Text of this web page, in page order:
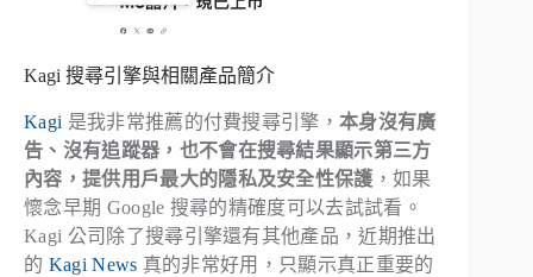
Kagi 搜尋引擎與相關產品簡介
Kagi 是我非常推薦的付費搜尋引擎，本身沒有廣
告、沒有追蹤器，也不會在搜尋結果顯示第三方
內容，提供用戶最大的隱私及安全性保護 ，如果
懷念早期 Google 搜尋的精確度可以去試試看。
Kagi 公司除了搜尋引擎還有其他產品，近期推出
的 Kagi News 真的非常好用，只顯示真正重要的